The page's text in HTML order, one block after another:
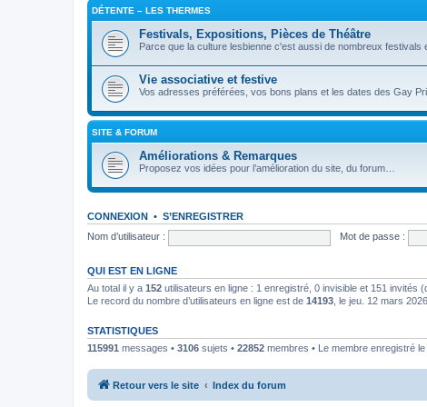
DÉTENTE – LES THERMES
Festivals, Expositions, Pièces de Théâtre
Parce que la culture lesbienne c'est aussi de nombreux festivals
Vie associative et festive
Vos adresses préférées, vos bons plans et les dates des Gay
SITE & FORUM
Améliorations & Remarques
Proposez vos idées pour l’amélioration du site, du forum…
CONNEXION • S’ENREGISTRER
Nom d’utilisateur :
Mot de passe :
QUI EST EN LIGNE
Au total il y a 152 utilisateurs en ligne : 1 enregistré, 0 invisible et 151 invités
Le record du nombre d’utilisateurs en ligne est de 14193 , le jeu. 12 mars
STATISTIQUES
115991 messages • 3106 sujets • 22852 membres • Le membre enregistré
Retour vers le site Index du forum